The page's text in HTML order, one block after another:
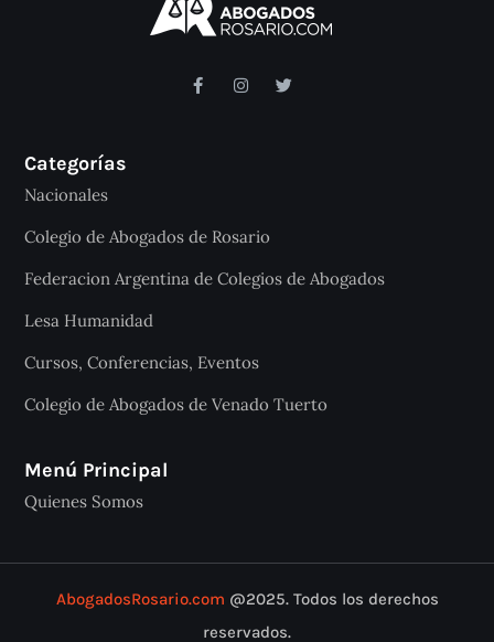
Categorías
Nacionales
Colegio de Abogados de Rosario
Federacion Argentina de Colegios de Abogados
Lesa Humanidad
Cursos, Conferencias, Eventos
Colegio de Abogados de Venado Tuerto
Menú Principal
Quienes Somos
AbogadosRosario.com @2025. Todos los derechos
reservados.